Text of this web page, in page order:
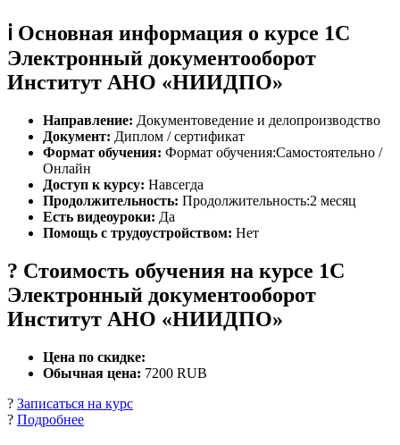
ℹ️ Основная информация о курсе 1С
Электронный документооборот
Институт АНО «НИИДПО»
Направление: Документоведение и делопроизводство
Документ: Диплом / сертификат
Формат обучения: Формат обучения:Самостоятельно /
Онлайн
Доступ к курсу: Навсегда
Продолжительность: Продолжительность:2 месяц
Есть видеоуроки: Да
Помощь с трудоустройством: Нет
? Стоимость обучения на курсе 1С
Электронный документооборот
Институт АНО «НИИДПО»
Цена по скидке:
Обычная цена: 7200 RUB
? Записаться на курс
? Подробнее